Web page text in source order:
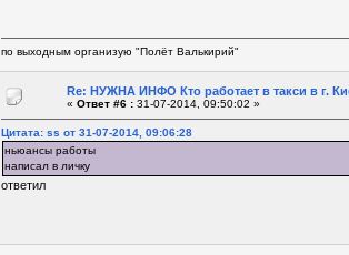
по выходным организую "Полёт Валькирий"
Re: НУЖНА ИНФО Кто работает в такси в г.
« Ответ #6 :31-07-2014, 09:50:02 »
Цитата: ss от 31-07-2014, 09:06:28
ньюансы работы
написал в личку
ответил